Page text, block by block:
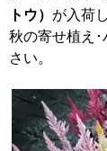
トウ） が入荷
秋の寄せ植え
さい。